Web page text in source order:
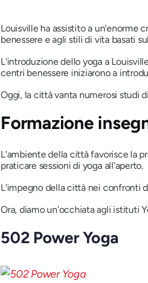
Louisville ha assistito a un'enorme
benessere e agli stili di vita basati
L'introduzione dello yoga a
centri benessere iniziarono a
Oggi, la città vanta numerosi studi
Formazione
L'ambiente della città favorisce la
praticare sessioni di yoga all'aperto.
L'impegno della città nei confronti
Ora, diamo un'occhiata agli istituti
502 Power Yoga